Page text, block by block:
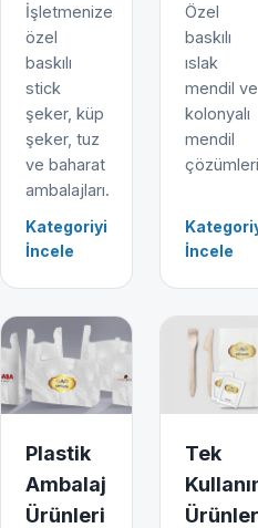
İşletmenize
özel
baskılı
stick
şeker, küp
şeker, tuz
ve baharat
ambalajları.
Kategoriyi
İncele
Özel
baskılı
ıslak
mendil ve
kolonyalı
mendil
İncele
Plastik
Ambalaj
Ürünleri
Tek
Ürünler